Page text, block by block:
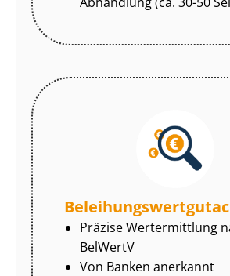
Präzise Wertermittlung
BelWertV
Von Banken anerkannt